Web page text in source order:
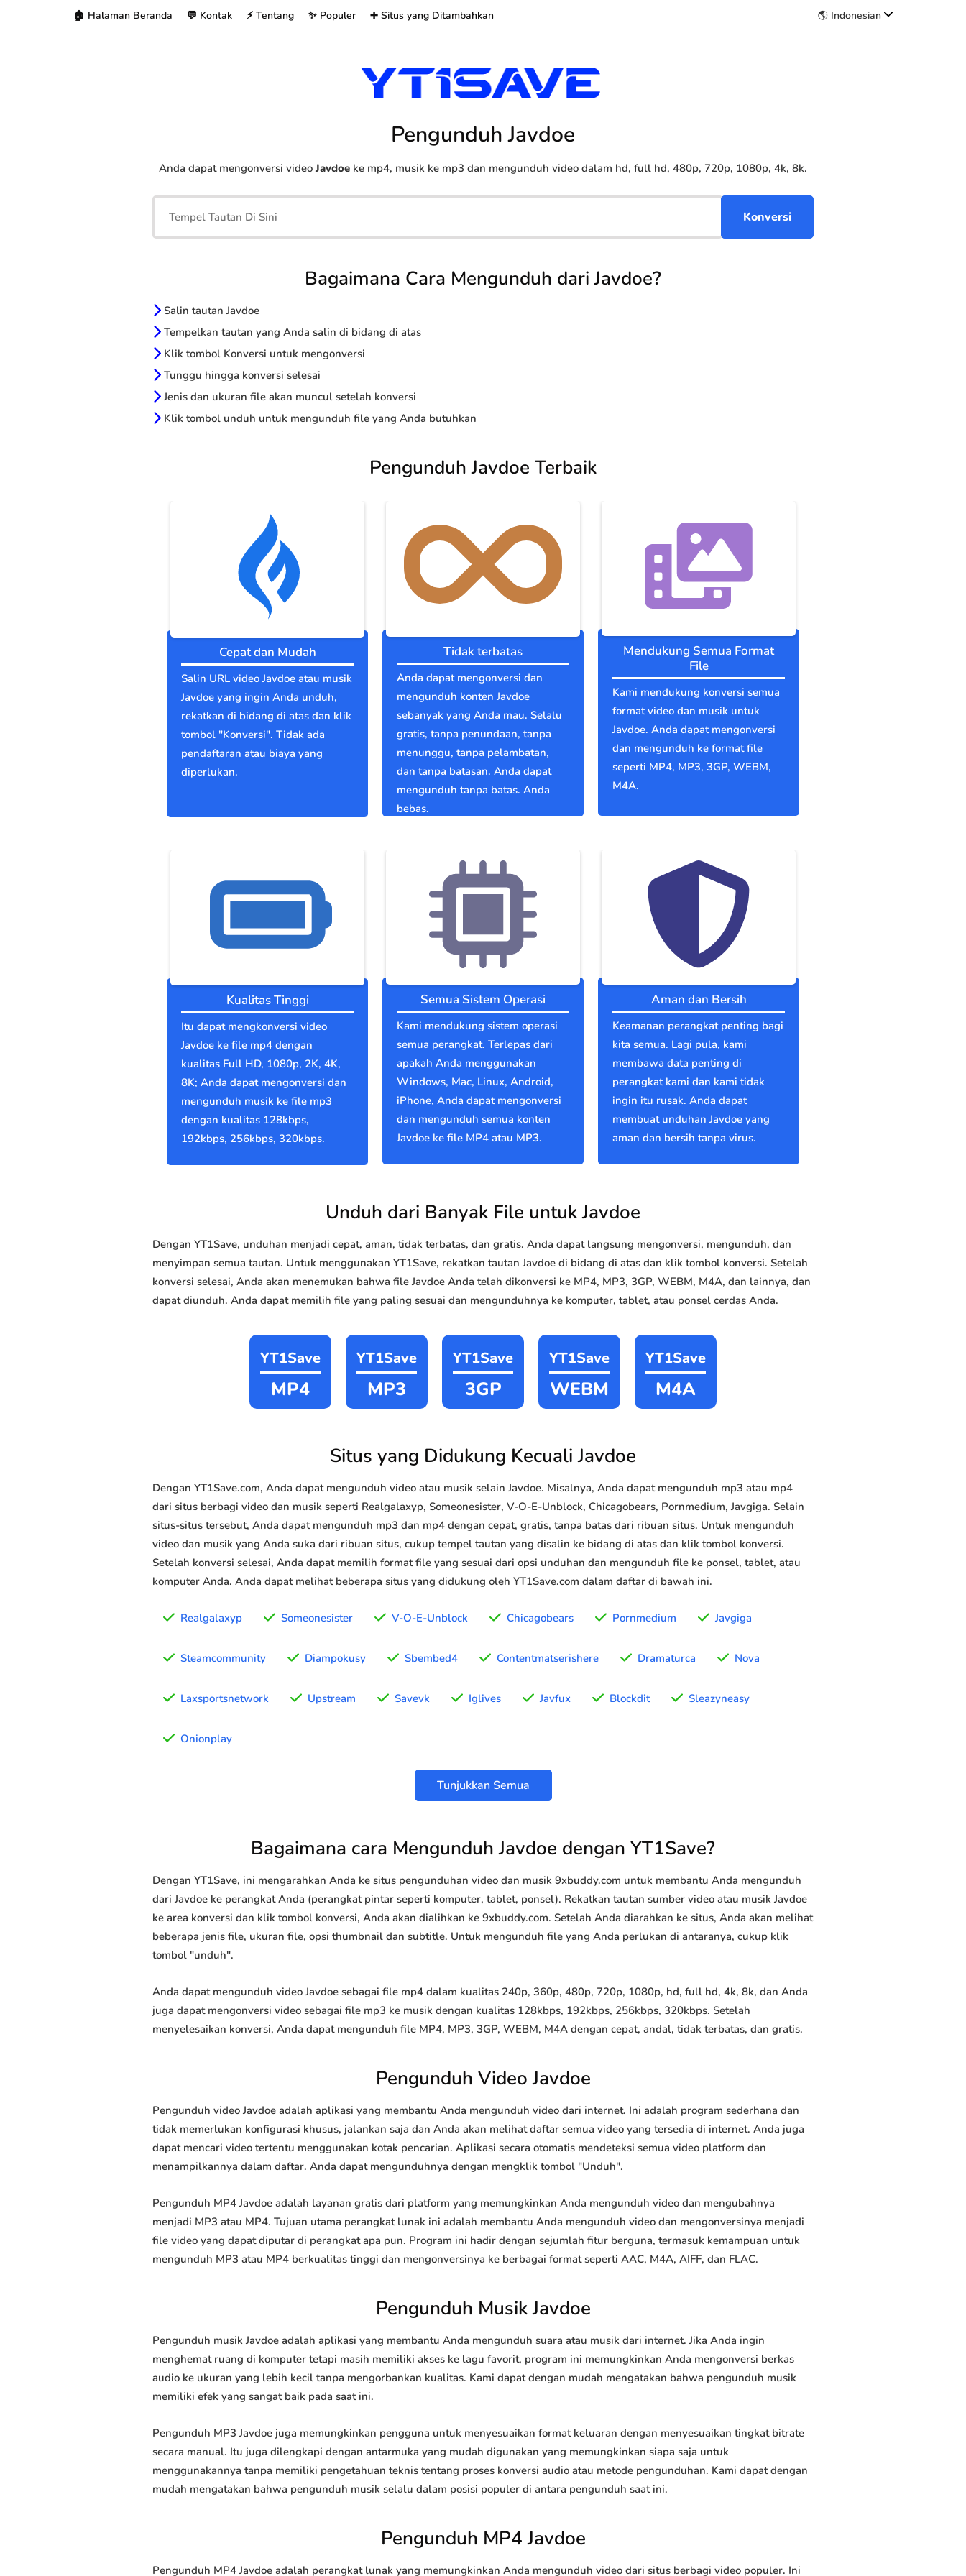
🏠 Halaman Beranda 💬 Kontak ⚡ Tentang ✨ Populer ➕ Situs yang Ditambahkan 🌎 Indonesian
Pengunduh Javdoe
Anda dapat mengonversi videoJavdoe ke mp4, musik ke mp3 dan mengunduh video dalam hd, full hd, 480p, 720p, 1080p, 4k, 8k.
Bagaimana Cara Mengunduh dari Javdoe?
Salin tautan Javdoe
Tempelkan tautan yang Anda salin di bidang di atas
Klik tombol Konversi untuk mengonversi
Tunggu hingga konversi selesai
Jenis dan ukuran file akan muncul setelah konversi
Klik tombol unduh untuk mengunduh file yang Anda butuhkan
Pengunduh Javdoe Terbaik
Cepat dan Mudah
Salin URL video Javdoe atau musik
Javdoe yang ingin Anda unduh,
rekatkan di bidang di atas dan klik
tombol "Konversi". Tidak ada
pendaftaran atau biaya yang
diperlukan.
Tidak terbatas
Anda dapat mengonversi dan
mengunduh konten Javdoe
sebanyak yang Anda mau. Selalu
gratis, tanpa penundaan, tanpa
menunggu, tanpa pelambatan,
dan tanpa batasan. Anda dapat
mengunduh tanpa batas. Anda
bebas.
Mendukung Semua Format
File
Kami mendukung konversi semua
format video dan musik untuk
Javdoe. Anda dapat mengonversi
dan mengunduh ke format file
seperti MP4, MP3, 3GP, WEBM,
M4A.
Kualitas Tinggi
Itu dapat mengkonversi video
Javdoe ke file mp4 dengan
kualitas Full HD, 1080p, 2K, 4K,
8K; Anda dapat mengonversi dan
mengunduh musik ke file mp3
dengan kualitas 128kbps,
192kbps, 256kbps, 320kbps.
Semua Sistem Operasi
Kami mendukung sistem operasi
semua perangkat. Terlepas dari
apakah Anda menggunakan
Windows, Mac, Linux, Android,
iPhone, Anda dapat mengonversi
dan mengunduh semua konten
Javdoe ke file MP4 atau MP3.
Aman dan Bersih
Keamanan perangkat penting bagi
kita semua. Lagi pula, kami
membawa data penting di
perangkat kami dan kami tidak
ingin itu rusak. Anda dapat
membuat unduhan Javdoe yang
aman dan bersih tanpa virus.
Unduh dari Banyak File untuk Javdoe
Dengan YT1Save, unduhan menjadi cepat, aman, tidak terbatas, dan gratis. Anda dapat langsung mengonversi, mengunduh, dan
menyimpan semua tautan. Untuk menggunakan YT1Save, rekatkan tautan Javdoe di bidang di atas dan klik tombol konversi. Setelah
konversi selesai, Anda akan menemukan bahwa file Javdoe Anda telah dikonversi ke MP4, MP3, 3GP, WEBM, M4A, dan lainnya, dan
dapat diunduh. Anda dapat memilih file yang paling sesuai dan mengunduhnya ke komputer, tablet, atau ponsel cerdas Anda.
YT1Save
MP4
YT1Save
MP3
YT1Save
3GP
YT1Save
WEBM
YT1Save
M4A
Situs yang Didukung Kecuali Javdoe
Dengan YT1Save.com, Anda dapat mengunduh video atau musik selain Javdoe. Misalnya, Anda dapat mengunduh mp3 atau mp4
dari situs berbagi video dan musik seperti Realgalaxyp, Someonesister, V-O-E-Unblock, Chicagobears, Pornmedium, Javgiga. Selain
situs-situs tersebut, Anda dapat mengunduh mp3 dan mp4 dengan cepat, gratis, tanpa batas dari ribuan situs. Untuk mengunduh
video dan musik yang Anda suka dari ribuan situs, cukup tempel tautan yang disalin ke bidang di atas dan klik tombol konversi.
Setelah konversi selesai, Anda dapat memilih format file yang sesuai dari opsi unduhan dan mengunduh file ke ponsel, tablet, atau
komputer Anda. Anda dapat melihat beberapa situs yang didukung oleh YT1Save.com dalam daftar di bawah ini.
Realgalaxyp Someonesister V-O-E-Unblock Chicagobears Pornmedium Javgiga
Steamcommunity Diampokusy Sbembed4 Contentmatserishere Dramaturca Nova
Laxsportsnetwork Upstream Savevk Iglives Javfux Blockdit Sleazyneasy
Onionplay
Tunjukkan Semua
Bagaimana cara Mengunduh Javdoe dengan YT1Save?
Dengan YT1Save, ini mengarahkan Anda ke situs pengunduhan video dan musik 9xbuddy.com untuk membantu Anda mengunduh
dari Javdoe ke perangkat Anda (perangkat pintar seperti komputer, tablet, ponsel). Rekatkan tautan sumber video atau musik Javdoe
ke area konversi dan klik tombol konversi, Anda akan dialihkan ke 9xbuddy.com. Setelah Anda diarahkan ke situs, Anda akan melihat
beberapa jenis file, ukuran file, opsi thumbnail dan subtitle. Untuk mengunduh file yang Anda perlukan di antaranya, cukup klik
tombol "unduh".
Anda dapat mengunduh video Javdoe sebagai file mp4 dalam kualitas 240p, 360p, 480p, 720p, 1080p, hd, full hd, 4k, 8k, dan Anda
juga dapat mengonversi video sebagai file mp3 ke musik dengan kualitas 128kbps, 192kbps, 256kbps, 320kbps. Setelah
menyelesaikan konversi, Anda dapat mengunduh file MP4, MP3, 3GP, WEBM, M4A dengan cepat, andal, tidak terbatas, dan gratis.
Pengunduh Video Javdoe
Pengunduh video Javdoe adalah aplikasi yang membantu Anda mengunduh video dari internet. Ini adalah program sederhana dan
tidak memerlukan konfigurasi khusus, jalankan saja dan Anda akan melihat daftar semua video yang tersedia di internet. Anda juga
dapat mencari video tertentu menggunakan kotak pencarian. Aplikasi secara otomatis mendeteksi semua video platform dan
menampilkannya dalam daftar. Anda dapat mengunduhnya dengan mengklik tombol "Unduh".
Pengunduh MP4 Javdoe adalah layanan gratis dari platform yang memungkinkan Anda mengunduh video dan mengubahnya
menjadi MP3 atau MP4. Tujuan utama perangkat lunak ini adalah membantu Anda mengunduh video dan mengonversinya menjadi
file video yang dapat diputar di perangkat apa pun. Program ini hadir dengan sejumlah fitur berguna, termasuk kemampuan untuk
mengunduh MP3 atau MP4 berkualitas tinggi dan mengonversinya ke berbagai format seperti AAC, M4A, AIFF, dan FLAC.
Pengunduh Musik Javdoe
Pengunduh musik Javdoe adalah aplikasi yang membantu Anda mengunduh suara atau musik dari internet. Jika Anda ingin
menghemat ruang di komputer tetapi masih memiliki akses ke lagu favorit, program ini memungkinkan Anda mengonversi berkas
audio ke ukuran yang lebih kecil tanpa mengorbankan kualitas. Kami dapat dengan mudah mengatakan bahwa pengunduh musik
memiliki efek yang sangat baik pada saat ini.
Pengunduh MP3 Javdoe juga memungkinkan pengguna untuk menyesuaikan format keluaran dengan menyesuaikan tingkat bitrate
secara manual. Itu juga dilengkapi dengan antarmuka yang mudah digunakan yang memungkinkan siapa saja untuk
menggunakannya tanpa memiliki pengetahuan teknis tentang proses konversi audio atau metode pengunduhan. Kami dapat dengan
mudah mengatakan bahwa pengunduh musik selalu dalam posisi populer di antara pengunduh saat ini.
Pengunduh MP4 Javdoe
Pengunduh MP4 Javdoe adalah perangkat lunak yang memungkinkan Anda mengunduh video dari situs berbagi video populer. Ini